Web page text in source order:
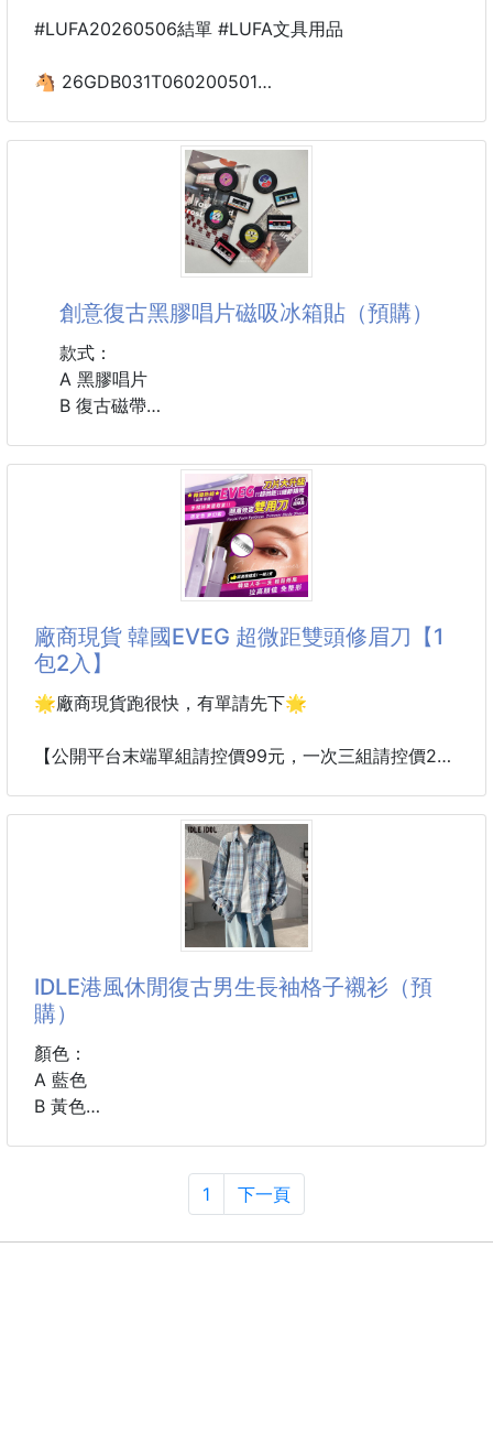
救場。
手殘黨狂喜👌
如果你也總被拉鏈卡頓困擾，一定要試試這個食品級卡
#LUFA20260506結單 #LUFA文具用品
🐴 26GDB031T060200501
別再滿足於普通的銀色畫筆了！
【專業級上色修復塗鴉液態鍍鉻馬克筆】
閃耀全場！每一處細節，都閃耀著銀色極致光芒！
採用先進的鍍鉻配方，讓妳在任何平滑表面都能畫出極
致的鏡面反光
不管是模型玩家、手作達人，還是想要修復愛車掉漆的
這支筆都能帶給妳「煥然一新」的驚喜！
💎極致亮光鏡面效果，亮到可以當鏡子
這款馬克筆最厲害的地方在於它極高
創意復古黑膠唱片磁吸冰箱貼（預購）
款式：
A 黑膠唱片
B 復古磁帶
#生活用品 #冰箱貼
廠商現貨 韓國EVEG 超微距雙頭修眉刀【1
包2入】
🌟廠商現貨跑很快，有單請先下🌟
【公開平台末端單組請控價99元，一次三組請控價239
🔥🔥韓國人氣大爆款❗❗ 每個女人化妝包都該吞一
支~~~ 😍韓國EVEG 超微距雙頭修眉刀【1包2入】
日本有資X堂 韓國有EVEG✨✨✨
人氣大爆款❗❗ 超強微距雙頭❗❗
每個女人化妝包都該吞一支~~~
🔥🔥上架後瘋狂熱銷上千支!!!
💢💢💢韓國根本搶不到!!!
💥CP值真的很高高高啊~~~~
常看到韓國小姐姐們的夢幻眉型🤔
IDLE港風休閒復古男生長袖格子襯衫（預
購）
顏色：
A 藍色
B 黃色
1 下一頁